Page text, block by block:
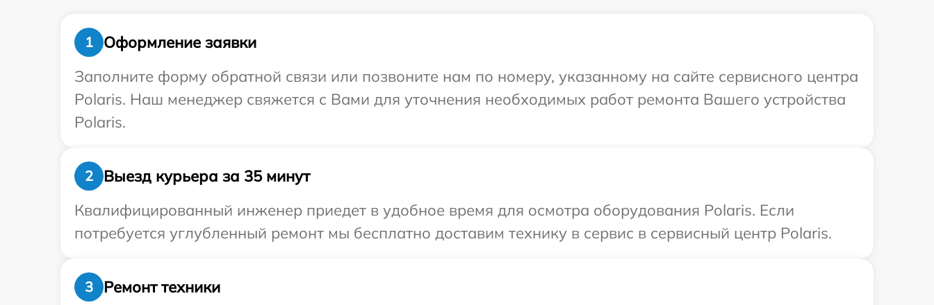
1
Оформление заявки
Заполните форму обратной связи или позвоните нам по номеру, указанному на сайте сервисного центра
Polaris. Наш менеджер свяжется с Вами для уточнения необходимых работ ремонта Вашего устройства
Polaris.
2
Выезд курьера за 35 минут
Квалифицированный инженер приедет в удобное время для осмотра оборудования Polaris. Если
потребуется углубленный ремонт мы бесплатно доставим технику в сервис в сервисный центр Polaris.
3
Ремонт техники